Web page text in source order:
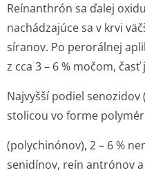
Reínanthrón sa ďalej
nachádzajúce sa v krvi
síranov. Po perorálnej
z cca 3 – 6 % močom,
Najvyšší podiel senozidov
stolicou vo forme
(polychinónov), 2 – 6 %
senidínov, reín antrónov